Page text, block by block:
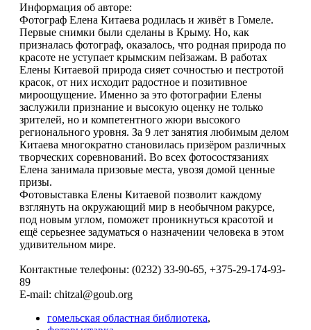
Информация об авторе:
Фотограф Елена Китаева родилась и живёт в Гомеле.
Первые снимки были сделаны в Крыму. Но, как
призналась фотограф, оказалось, что родная природа по
красоте не уступает крымским пейзажам. В работах
Елены Китаевой природа сияет сочностью и пестротой
красок, от них исходит радостное и позитивное
мироощущение. Именно за это фотографии Елены
заслужили признание и высокую оценку не только
зрителей, но и компетентного жюри высокого
регионального уровня. За 9 лет занятия любимым делом
Китаева многократно становилась призёром различных
творческих соревнований. Во всех фотосостязаниях
Елена занимала призовые места, увозя домой ценные
призы.
Фотовыставка Елены Китаевой позволит каждому
взглянуть на окружающий мир в необычном ракурсе,
под новым углом, поможет проникнуться красотой и
ещё серьезнее задуматься о назначении человека в этом
удивительном мире.
Контактные телефоны: (0232) 33-90-65, +375-29-174-93-
89
E-mail: chitzal@goub.org
гомельская областная библиотека,